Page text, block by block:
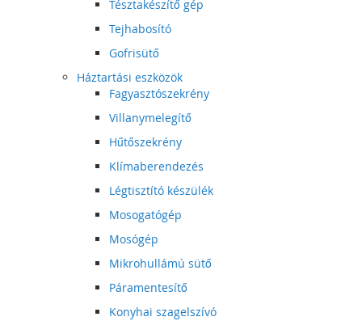
Tésztakészítő gép
Tejhabosító
Gofrisütő
Háztartási eszközök
Fagyasztószekrény
Villanymelegítő
Hűtőszekrény
Klímaberendezés
Légtisztító készülék
Mosogatógép
Mosógép
Mikrohullámú sütő
Páramentesítő
Konyhai szagelszívó